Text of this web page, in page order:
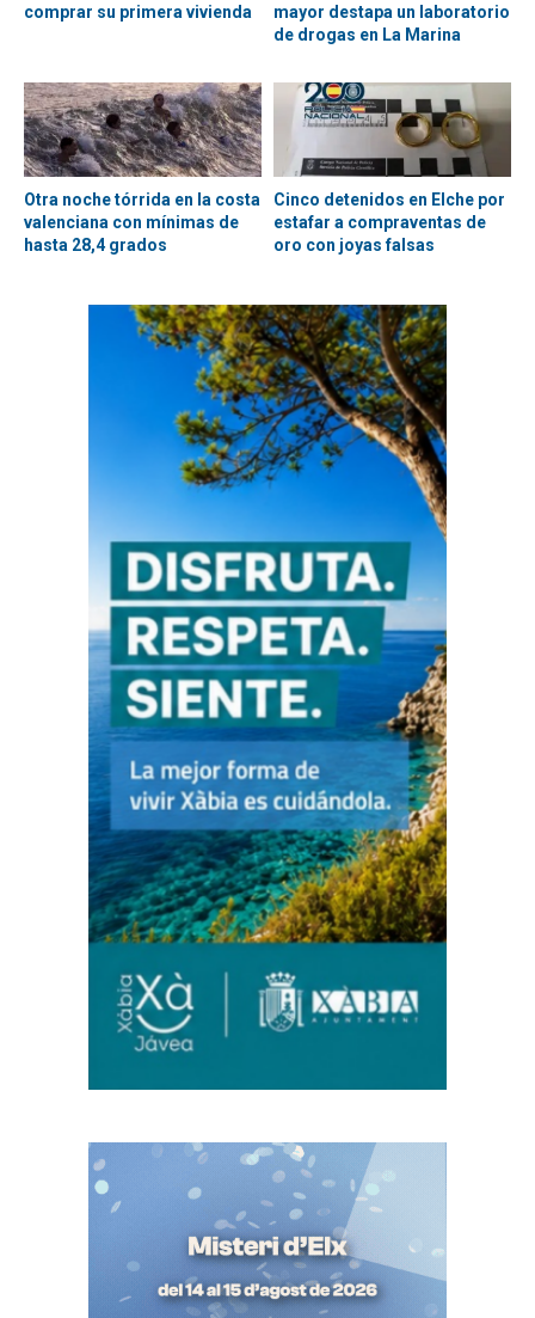
comprar su primera vivienda
mayor destapa un laboratorio
de drogas en La Marina
Otra noche tórrida en la costa
valenciana con mínimas de
hasta 28,4 grados
Cinco detenidos en Elche por
estafar a compraventas de
oro con joyas falsas